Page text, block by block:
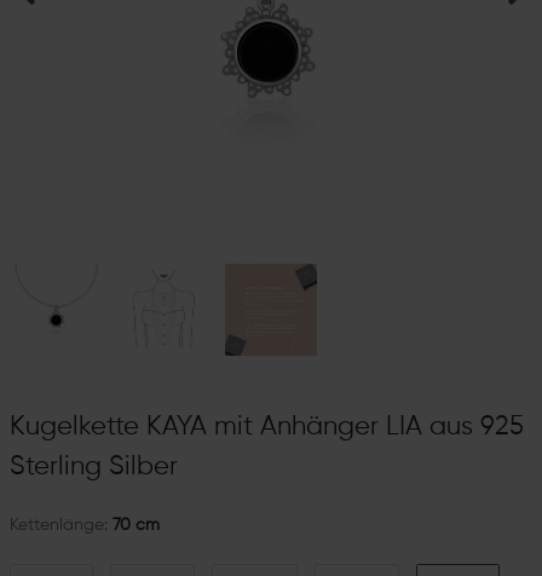
Kugelkette KAYA mit Anhänger LIA aus 925
Sterling Silber
Kettenlänge: 70 cm